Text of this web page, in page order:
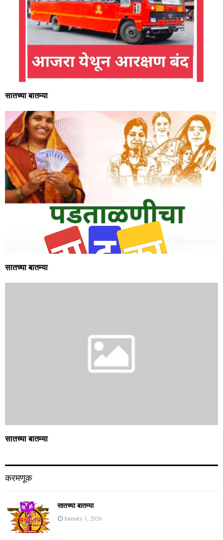
सातच्या बातम्या
सातच्या बातम्या
सातच्या बातम्या
करमणूक
सातच्या बातम्या
January 1, 2026